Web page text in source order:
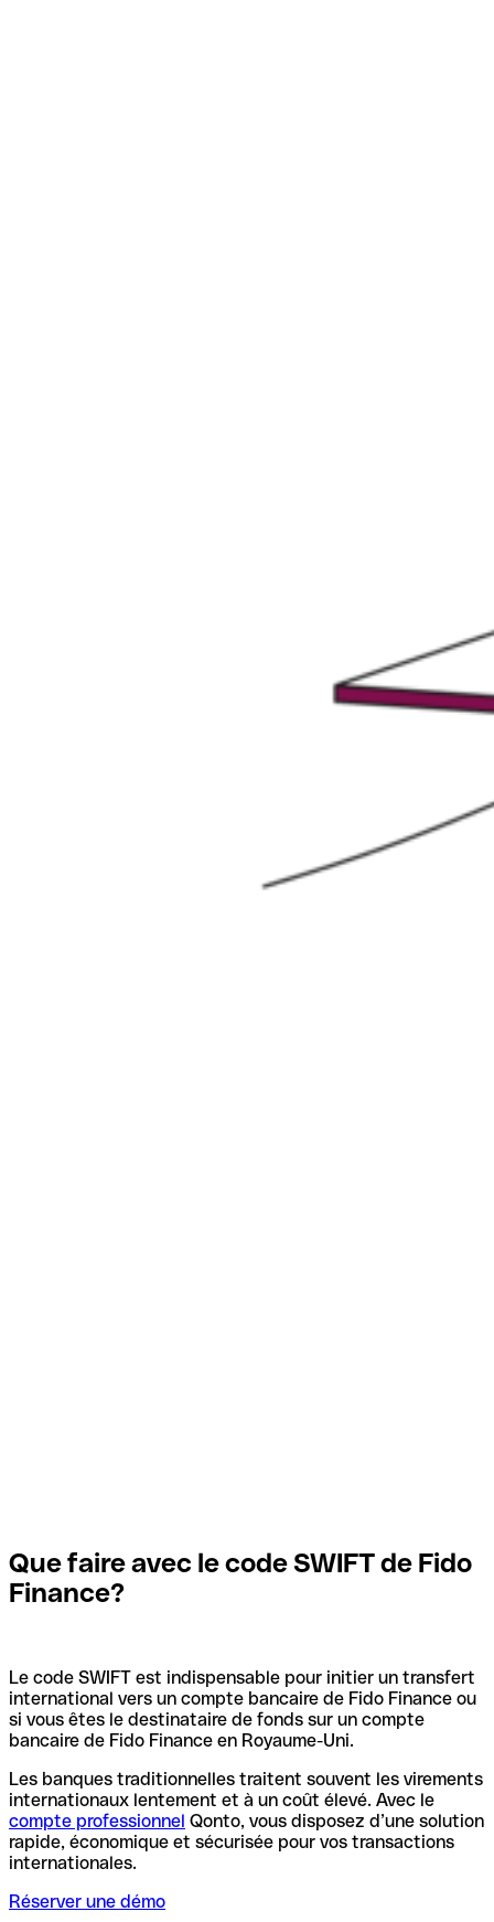
Que faire avec le code SWIFT de Fido
Finance?
Le code SWIFT est indispensable pour initier un transfert
international vers un compte bancaire de Fido Finance ou
si vous êtes le destinataire de fonds sur un compte
bancaire de Fido Finance en Royaume-Uni.
Les banques traditionnelles traitent souvent les virements
internationaux lentement et à un coût élevé. Avec le
compte professionnel Qonto, vous disposez d’une solution
rapide, économique et sécurisée pour vos transactions
internationales.
Réserver une démo